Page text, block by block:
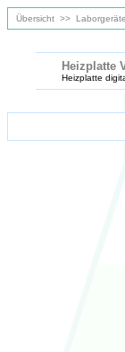
Übersicht >> Laborgeräte
Heizplatte
Heizplatte